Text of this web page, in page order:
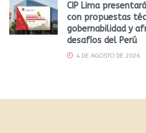
CIP Lima
con propuestas
gobernabilidad y
desafíos del Perú
4 DE AGOSTO DE 2026